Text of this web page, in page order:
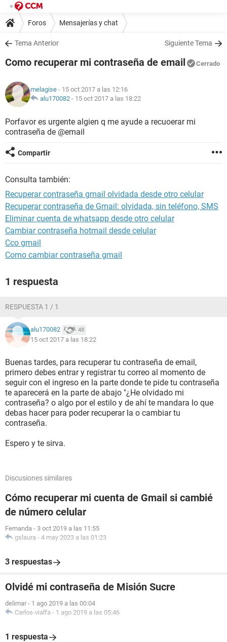
Foros Mensajerías y chat
Tema Anterior Siguiente Tema
Como recuperar mi contraseña de email Cerrado
melagise - 15 oct 2017 a las 12:16
alu170082 - 15 oct 2017 a las 18:22
Porfavor es urgente algien q me ayude a recuoerar mi
contraseña de @email
Compartir
Consulta también:
Recuperar contraseña gmail olvidada desde otro celular
Recuperar contraseña de Gmail: olvidada, sin teléfono, SMS
Eliminar cuenta de whatsapp desde otro celular
Cambiar contraseña hotmail desde celular
Cco gmail
Como cambiar contraseña gmail
1 respuesta
RESPUESTA 1 / 1
alu170082 48
15 oct 2017 a las 18:22
Buenas tardes, para recuperar tu contraseña de email,
primero debes entrar y registrar tu correo al momento de
seguir con el ingreso en la parte donde te pide tu contraseña
te aparecerá en la parte de abajo "¿He olvidado mi
contraseña? o algo por el estilo y de ahí te mandara lo que
debas hacer para poder recuperar la o cambiar tu
contraseña.
Espero y te sirva.
Discusiones similares
Cómo recuperar mi cuenta de Gmail si cambié
de número celular
Fernanda - 3 oct 2019 a las 11:55
gslaura - 4 may 2023 a las 01:23
3 respuestas
Olvidé mi contraseña de Misión Sucre
delimar - 1 ago 2019 a las 00:04
Carlos-vialfa - 1 ago 2019 a las 05:46
1 respuesta